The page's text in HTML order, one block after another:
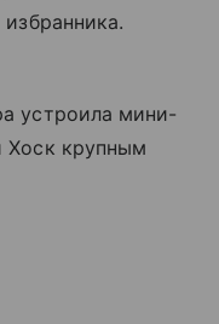
устроила мини-
Хоск крупным